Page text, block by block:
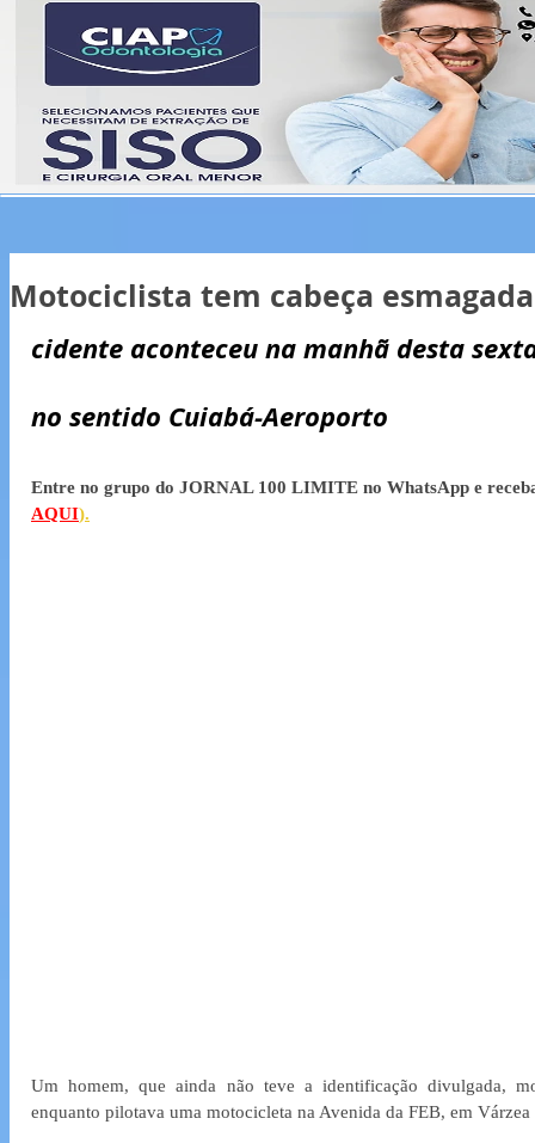
Motociclista tem cabeça
cidente aconteceu na manhã desta
no sentido Cuiabá-Aeroporto
Entre no grupo do JORNAL 100 LIMITE no WhatsApp e
AQUI).
Um homem, que ainda não teve a identificação divulgada,
enquanto pilotava uma motocicleta na Avenida da FEB, em